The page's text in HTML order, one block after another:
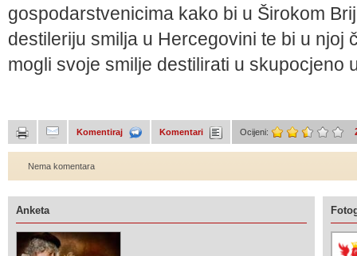
gospodarstvenicima kako bi u Širokom
destileriju smilja u Hercegovini te bi u njoj
mogli svoje smilje destilirati u skupocjeno
Komentiraj Komentari Ocijeni:
Nema komentara
Anketa